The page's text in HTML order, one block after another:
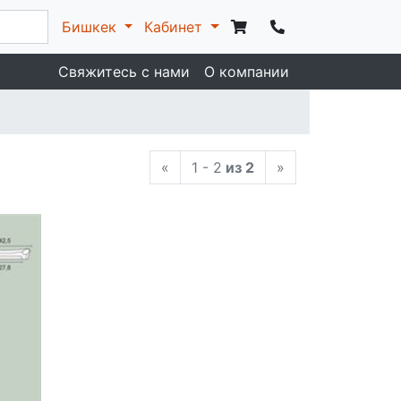
Бишкек Кабинет
Свяжитесь с нами О компании
« 1 - 2 из 2 »